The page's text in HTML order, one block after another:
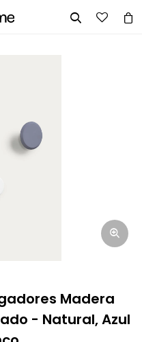

Madera
- Natural, Azul